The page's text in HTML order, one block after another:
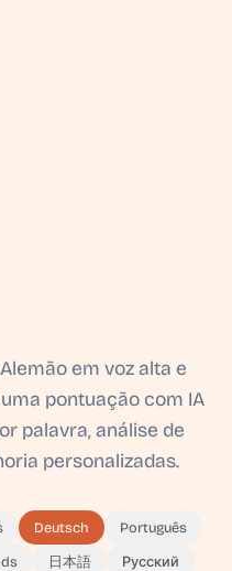
em voz alta e
pontuação com IA
palavra, análise de
personalizadas.
Deutsch Português
日本語 Русский